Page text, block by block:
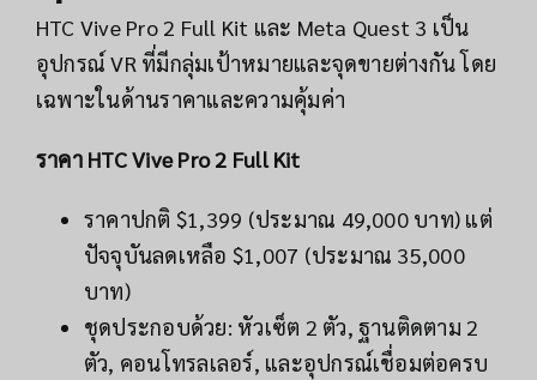
HTC Vive Pro 2 Full Kit และ Meta Quest 3 เป็น
อุปกรณ์ VR ที่มีกลุ่มเป้าหมายและจุดขายต่างกัน โดย
เฉพาะในด้านราคาและความคุ้มค่า
ราคา HTC Vive Pro 2 Full Kit
ราคาปกติ $1,399 (ประมาณ 49,000 บาท) แต่
ปัจจุบันลดเหลือ $1,007 (ประมาณ 35,000
บาท)
ชุดประกอบด้วย: หัวเซ็ต 2 ตัว, ฐานติดตาม 2
ตัว, คอนโทรลเลอร์, และอุปกรณ์เชื่อมต่อครบ